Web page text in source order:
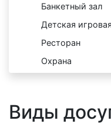
Банкетный зал
Детская
Ресторан
Охрана
Виды